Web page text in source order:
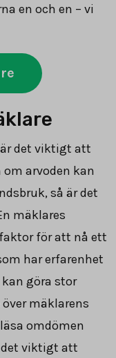
en och en – vi
det viktigt att
om arvoden kan
så är det
mäklares
för att nå ett
har erfarenhet
göra stor
mäklarens
omdömen
viktigt att